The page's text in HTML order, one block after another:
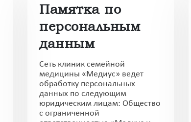
Памятка по
персональным
данным
Сеть клиник семейной
медицины «Медиус» ведет
обработку персональных
данных по следующим
юридическим лицам: Общество
с ограниченной